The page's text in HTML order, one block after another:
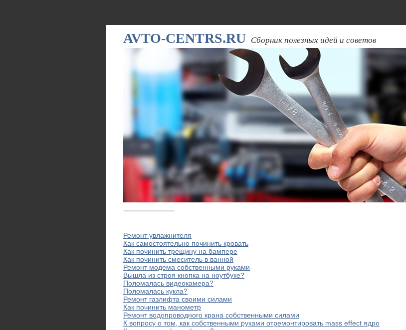
AVTO-CENTRS.RU Сборник полезных идей и советов
Ремонт увлажнителя
Как самостоятельно починить кровать
Как починить трещину на бампере
Как починить смеситель в ванной
Ремонт модема собственными руками
Вышла из строя кнопка на ноутбуке?
Поломалась видеокамера?
Поломалась кукла?
Ремонт газлифта своими силами
Как починить манометр
Ремонт водопроводного крана собственными силами
К вопросу о том, как собственными руками отремонтировать mass effect ядро